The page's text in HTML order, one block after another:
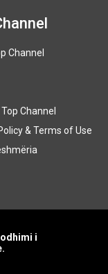
Channel
Channel
& Terms of Use
i